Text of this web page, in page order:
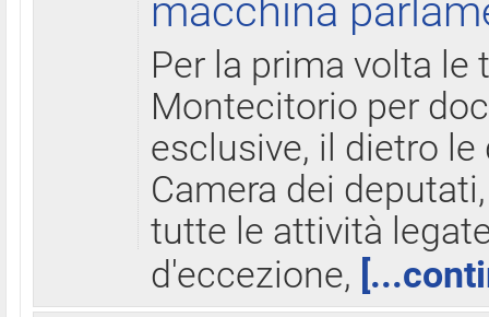
macchina
Per la prima volta le
Montecitorio per
esclusive, il dietro
Camera dei
tutte le attività
d'eccezione,